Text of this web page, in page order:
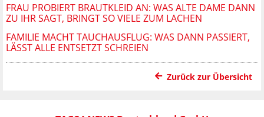
FRAU PROBIERT BRAUTKLEID AN: WAS ALTE DAME DANN
ZU IHR SAGT, BRINGT SO VIELE ZUM LACHEN
FAMILIE MACHT TAUCHAUSFLUG: WAS DANN PASSIERT,
LÄSST ALLE ENTSETZT SCHREIEN
Zurück zur Übersicht